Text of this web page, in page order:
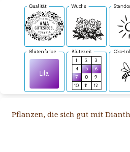
Qualität Wuchs
Blütenfarbe
Lila
Blütezeit
1
2
3
4
5
6
7
8
9
10
11 12
Öko-
Pflanzen, die sich gut mit